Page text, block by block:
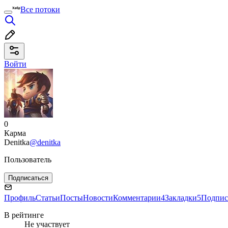
Все потоки
Войти
0
Карма
Denitka@denitka
Пользователь
Подписаться
ПрофильСтатьиПостыНовостиКомментарии4Закладки5
В рейтинге
Не участвует